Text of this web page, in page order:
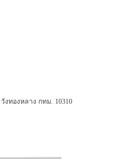
งทองหลาง กทม. 10310